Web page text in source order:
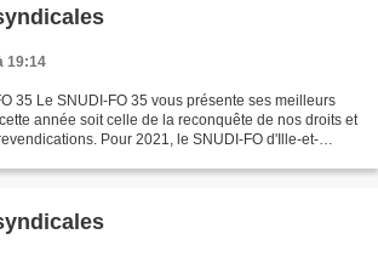
19:14
35 Le SNUDI-FO 35 vous présente ses meilleurs
année soit celle de la reconquête de nos droits et
Pour 2021, le SNUDI-FO d'Ille-et-